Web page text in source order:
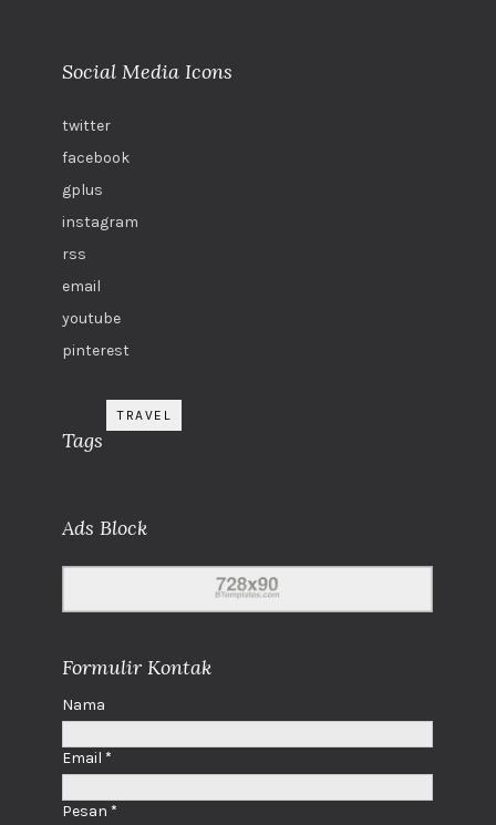
Social Media Icons
twitter
facebook
gplus
instagram
rss
email
youtube
pinterest
Tags
TRAVEL
Ads Block
Formulir Kontak
Nama
Email *
Pesan *